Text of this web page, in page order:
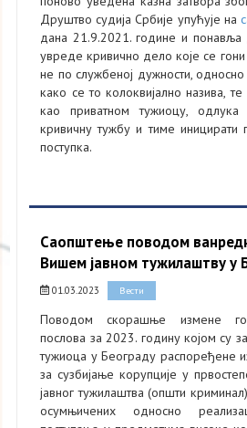
Друштво судија Србије упућује на
дана 21.9.2021. године и понавља
увреде кривично дело које се гони
не по службеној дужности, односно
како се то колоквијално назива,
као приватном тужиоцу,
кривичну тужбу и тиме иницирати
поступка.
Саопштење поводом
Вишем јавном тужилаштву у
01.03.2023 Вести
Поводом скорашње измене
послова за 2023. годину којом су
тужиоца у Београду распоређене
за сузбијање корупције у
јавног тужилаштва (општи
осумњичених односно